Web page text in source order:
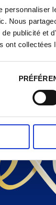
personnaliser
Nous
publicité et
ont